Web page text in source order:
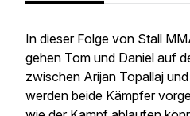
In dieser Folge von Stall
gehen Tom und Daniel auf
zwischen Arijan Topallaj
werden beide Kämpfer